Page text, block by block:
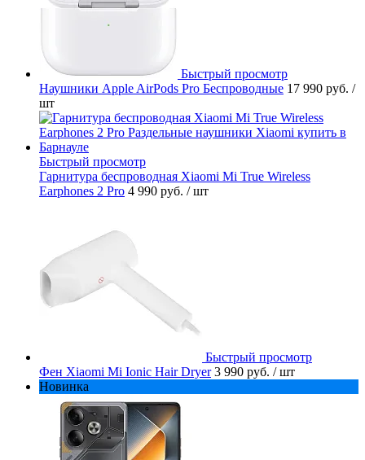
Быстрый просмотр
Наушники Apple AirPods Pro Беспроводные 17 990 руб. /
шт
Быстрый просмотр
Гарнитура беспроводная Xiaomi Mi True Wireless
Earphones 2 Pro 4 990 руб. / шт
Быстрый просмотр
Фен Xiaomi Mi Ionic Hair Dryer 3 990 руб. / шт
Новинка